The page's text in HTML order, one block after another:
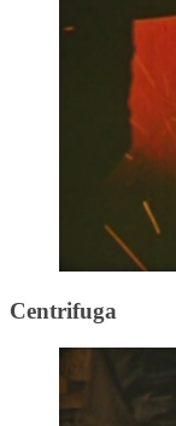
Centrifuga